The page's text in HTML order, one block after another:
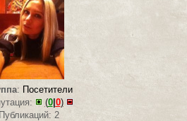
: Посетители
(0| 0)
Публикаций: 2